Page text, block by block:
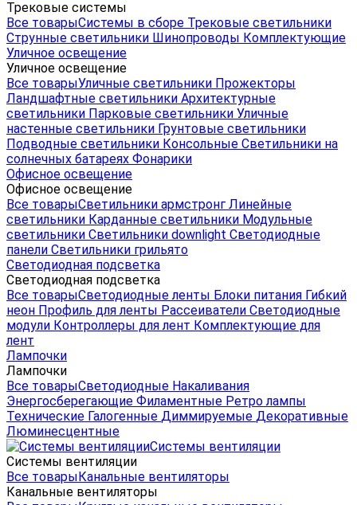
Трековые системы
Все товарыСистемы в сборе Трековые светильники
Струнные светильники Шинопроводы Комплектующие
Уличное освещение
Уличное освещение
Все товарыУличные светильники Прожекторы
Ландшафтные светильники Архитектурные
светильники Парковые светильники Уличные
настенные светильники Грунтовые светильники
Подводные светильники Консольные Светильники на
солнечных батареях Фонарики
Офисное освещение
Офисное освещение
Все товарыСветильники армстронг Линейные
светильники Карданные светильники Модульные
светильники Светильники downlight Светодиодные
панели Светильники грильято
Светодиодная подсветка
Светодиодная подсветка
Все товарыСветодиодные ленты Блоки питания Гибкий
неон Профиль для ленты Рассеиватели Светодиодные
модули Контроллеры для лент Комплектующие для
лент
Лампочки
Лампочки
Все товарыСветодиодные Накаливания
Энергосберегающие Филаментные Ретро лампы
Технические Галогенные Диммируемые Декоративные
Люминесцентные
Системы вентиляции
Системы вентиляции
Все товарыКанальные вентиляторы
Канальные вентиляторы